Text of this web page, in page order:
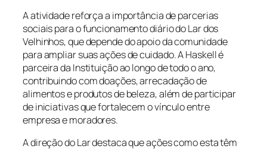
A atividade reforça a importância de parcerias
sociais para o funcionamento diário do Lar dos
Velhinhos, que depende do apoio da comunidade
para ampliar suas ações de cuidado. A Haskell é
parceira da Instituição ao longo de todo o ano,
contribuindo com doações, arrecadação de
alimentos e produtos de beleza, além de participar
de iniciativas que fortalecem o vínculo entre
empresa e moradores.
A direção do Lar destaca que ações como esta têm